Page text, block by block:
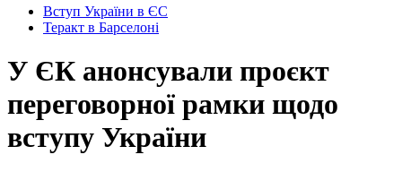
Вступ України в ЄС
Теракт в Барселоні
У ЄК анонсували проєкт
переговорної рамки щодо
вступу України